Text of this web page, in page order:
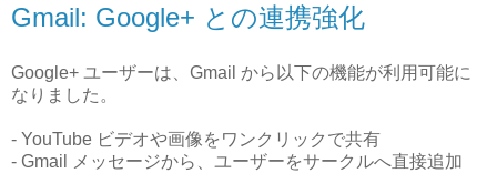
Gmail: Google+ との連携強化
Google+ ユーザーは、Gmail から以下の機能が利用可能に
なりました。
- YouTube ビデオや画像をワンクリックで共有
- Gmail メッセージから、ユーザーをサークルへ直接追加